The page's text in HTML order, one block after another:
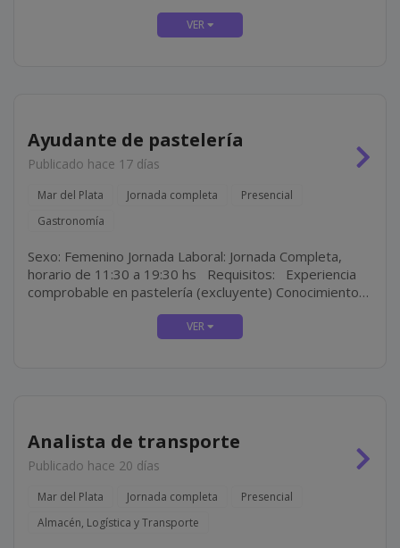
Ayudante de pastelería
Publicado hace 17 días
Mar del Plata Jornada completa
Presencial
Gastronomía
Sexo: Femenino Jornada Laboral: Jornada Completa,
horario de 11:30 a 19:30 hs Requisitos: Experiencia
comprobable en pastelería (excluyente) Conocimientos
en pastelería moderna y técnicas de decoración
Analista de transporte
Publicado hace 20 días
Mar del Plata Jornada completa
Presencial
Almacén, Logística y Transporte